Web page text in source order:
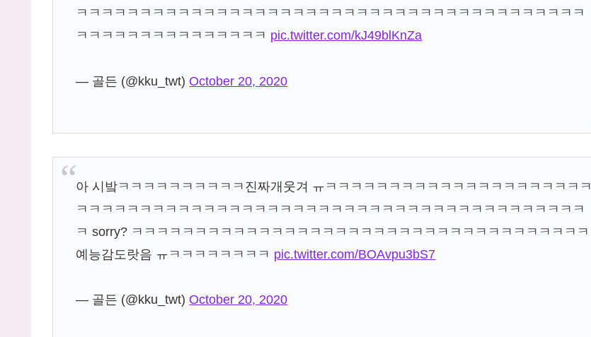
ㅋㅋㅋㅋㅋㅋㅋㅋㅋㅋㅋㅋㅋㅋㅋㅋㅋㅋㅋㅋㅋㅋㅋㅋㅋㅋㅋㅋㅋㅋㅋㅋㅋㅋㅋㅋㅋㅋㅋㅋ
ㅋㅋㅋㅋㅋㅋㅋㅋㅋㅋㅋㅋㅋㅋㅋ pic.twitter.com/kJ49blKnZa
— 골든 (@kku_twt)October 20, 2020
아 시밬ㅋㅋㅋㅋㅋㅋㅋㅋㅋㅋ진짜개웃겨 ㅠㅋㅋㅋㅋㅋㅋㅋㅋㅋㅋㅋㅋㅋㅋㅋㅋㅋㅋㅋㅋㅋ
ㅋㅋㅋㅋㅋㅋㅋㅋㅋㅋㅋㅋㅋㅋㅋㅋㅋㅋㅋㅋㅋㅋㅋㅋㅋㅋㅋㅋㅋㅋㅋㅋㅋㅋㅋㅋㅋㅋㅋㅋ
ㅋ sorry? ㅋㅋㅋㅋㅋㅋㅋㅋㅋㅋㅋㅋㅋㅋㅋㅋㅋㅋㅋㅋㅋㅋㅋㅋㅋㅋㅋㅋㅋㅋㅋㅋㅋㅋㅋㅋ
예능감도랏음 ㅠㅋㅋㅋㅋㅋㅋㅋㅋ pic.twitter.com/BOAvpu3bS7
— 골든 (@kku_twt)October 20, 2020